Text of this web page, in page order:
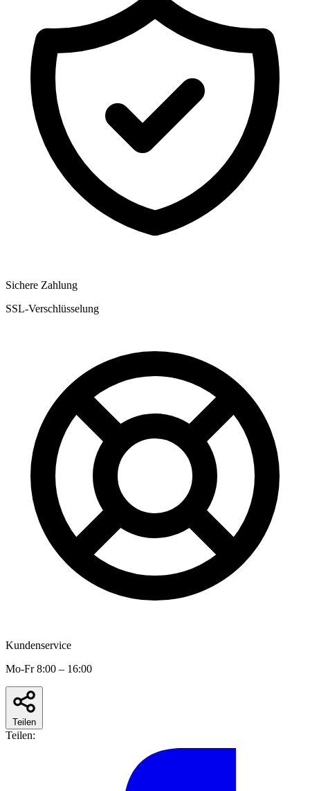
Sichere Zahlung
SSL-Verschlüsselung
Kundenservice
Mo-Fr 8:00 – 16:00
Teilen
Teilen: